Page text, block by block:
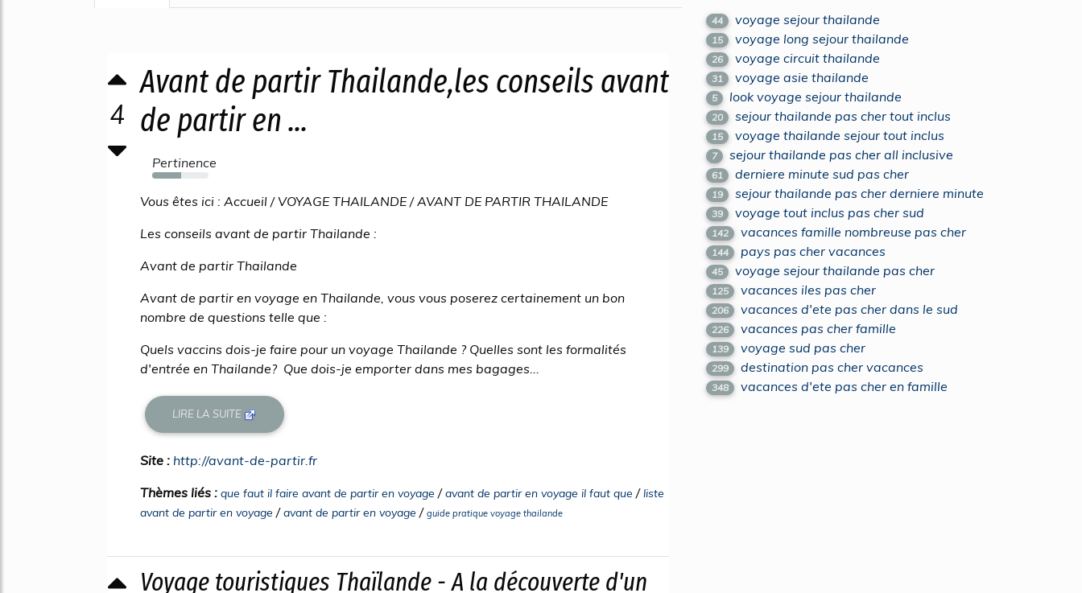
4
Avant de partir Thailande,les conseils avant
de partir en ...
Pertinence
52%
Vous êtes ici : Accueil / VOYAGE THAILANDE / AVANT DE PARTIR THAILANDE
Les conseils avant de partir Thailande :
Avant de partir Thailande
Avant de partir en voyage en Thailande, vous vous poserez certainement un bon
nombre de questions telle que :
Quels vaccins dois-je faire pour un voyage Thailande ? Quelles sont les formalités
d'entrée en Thailande? Que dois-je emporter dans mes bagages...
LIRE LA SUITE
Site : http://avant-de-partir.fr
Thèmes liés : que faut il faire avant de partir en voyage /avant de partir en voyage il faut que /liste
avant de partir en voyage /avant de partir en voyage / guide pratique voyage thailande
Voyage touristiques Thaïlande - A la découverte d'un
44 voyage sejour thailande
15 voyage long sejour thailande
26 voyage circuit thailande
31 voyage asie thailande
5 look voyage sejour thailande
20 sejour thailande pas cher tout inclus
15 voyage thailande sejour tout inclus
7 sejour thailande pas cher all inclusive
61 derniere minute sud pas cher
19 sejour thailande pas cher derniere minute
39 voyage tout inclus pas cher sud
142 vacances famille nombreuse pas cher
144 pays pas cher vacances
45 voyage sejour thailande pas cher
125 vacances iles pas cher
206 vacances d'ete pas cher dans le sud
226 vacances pas cher famille
139 voyage sud pas cher
299 destination pas cher vacances
348 vacances d'ete pas cher en famille